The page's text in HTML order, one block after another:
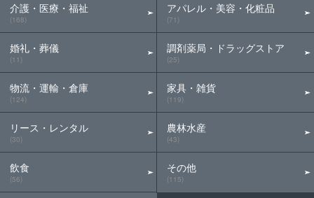
介護・医療・福祉
(168)
婚礼・葬儀
(11)
物流・運輸・倉庫
(124)
リース・レンタル
(30)
飲食
(56)
アパレル・美容・化粧品
(71)
調剤薬局・ドラッグストア
(25)
家具・雑貨
(119)
農林水産
(43)
その他
(115)